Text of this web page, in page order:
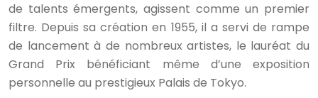
de talents émergents, agissent comme un premier
filtre. Depuis sa création en 1955, il a servi de rampe
de lancement à de nombreux artistes, le lauréat du
Grand Prix bénéficiant même d’une exposition
personnelle au prestigieux Palais de Tokyo.